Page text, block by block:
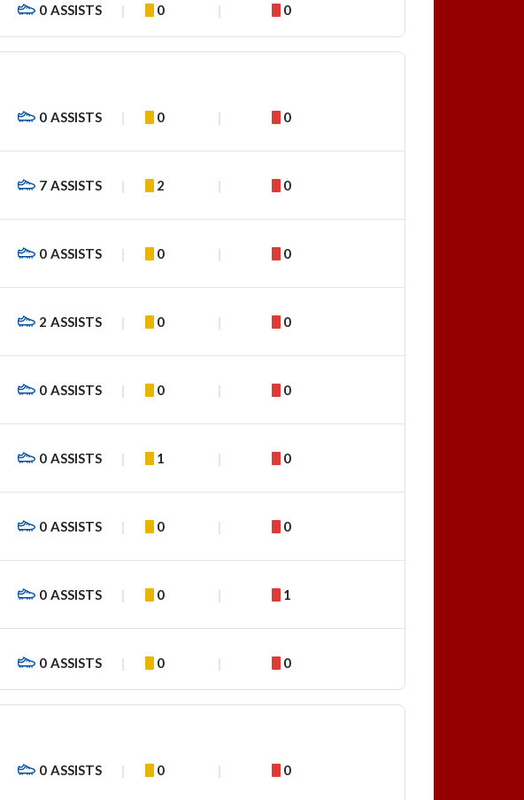
0 ASSISTS 0 0
0 ASSISTS 0 0
7 ASSISTS 2 0
0 ASSISTS 0 0
2 ASSISTS 0 0
0 ASSISTS 0 0
0 ASSISTS 1 0
0 ASSISTS 0 0
0 ASSISTS 0 1
0 ASSISTS 0 0
0 ASSISTS 0 0